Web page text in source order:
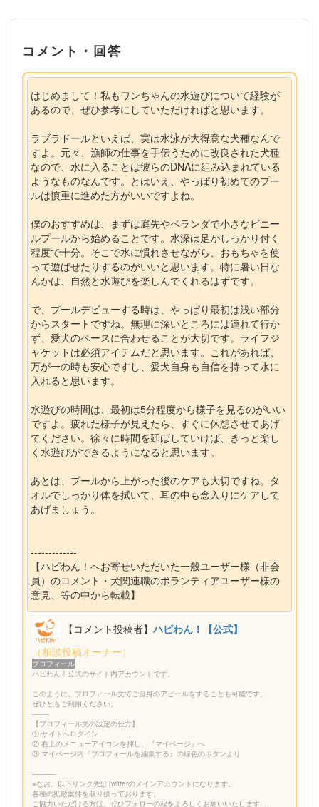
コメント・回答
はじめまして！私もワンちゃんの水遊びについて経験が
あるので、ぜひ参考にしていただければと思います。
ラブラドールといえば、実は水泳が大得意な犬種なんで
すよ。元々、漁師の仕事を手伝うために改良された犬種
なので、水に入ることは彼らのDNAに組み込まれている
ようなものなんです。とはいえ、やっぱり初めてのプー
ルは慎重に進めた方がいいですよね。
僕のおすすめは、まずは庭先やベランダで小さなビニー
ルプールから始めることです。水深は足がしっかり付く
程度で十分。そこで水に慣れさせながら、おもちゃを使
って遊ばせたりするのがいいと思います。特に暑い日な
んかは、自然と水遊びを楽しんでくれるはずです。
で、プールデビューする時は、やっぱり最初は浅い部分
からスタートですね。無理に深いところには連れて行か
ず、愛犬のペースに合わせることが大切です。ライフジ
ャケットは必須アイテムだと思います。これがあれば、
万が一の時も安心ですし、愛犬自身も自信を持って水に
入れると思います。
水遊びの時間は、最初は5分程度から様子を見るのがいい
ですよ。疲れた様子が見えたら、すぐに休憩させてあげ
てください。徐々に時間を延ばしていけば、きっと楽し
く水遊びができるようになると思います。
あとは、プールから上がった後のケアも大切ですね。タ
オルでしっかり体を拭いて、耳の中も念入りにケアして
あげましょう。
-------------
【ハピわん！へお寄せいただいた一般ユーザー様（非会
員）のコメント・犬関連職のボランティアユーザー様の
意見、等の中から転載】
【コメント投稿者】ハピわん！【公式】
（相談投稿オーナー）
プロフィール
ハピわん！公式のサイト内アカウントです。
このように、プロフィール文でご自身のアピールをすることも可能です。
ぜひともご利用ください。
--------
【プロフィール文の設定の仕方】
① サイトへログイン
② 右上のメニューアイコンを押し、『マイページ』へ
③ マイページ内『プロフィールを編集する』の緑色のボタンより
-----------
※なお、以下リンク先はTwitterのメインアカウントになります。
各種の拡散案件を取り扱っております。
ご協力いただける方は、ぜひフォローの程をよろしくお願いいたします...